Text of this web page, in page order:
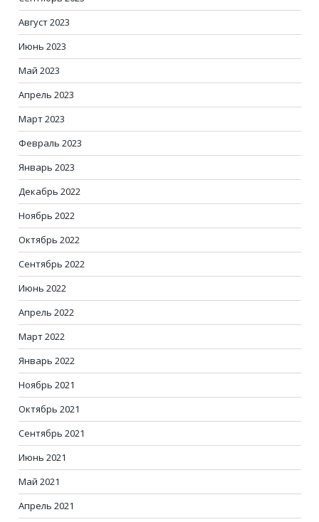
Август 2023
Июнь 2023
Май 2023
Апрель 2023
Март 2023
Февраль 2023
Январь 2023
Декабрь 2022
Ноябрь 2022
Октябрь 2022
Сентябрь 2022
Июнь 2022
Апрель 2022
Март 2022
Январь 2022
Ноябрь 2021
Октябрь 2021
Сентябрь 2021
Июнь 2021
Май 2021
Апрель 2021